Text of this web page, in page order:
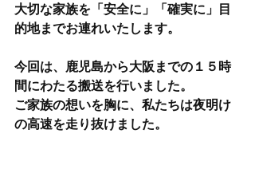
大切な家族を「安全に」「確実に」目
的地までお連れいたします。
今回は、鹿児島から大阪までの１５時
間にわたる搬送を行いました。
ご家族の想いを胸に、私たちは夜明け
の高速を走り抜けました。